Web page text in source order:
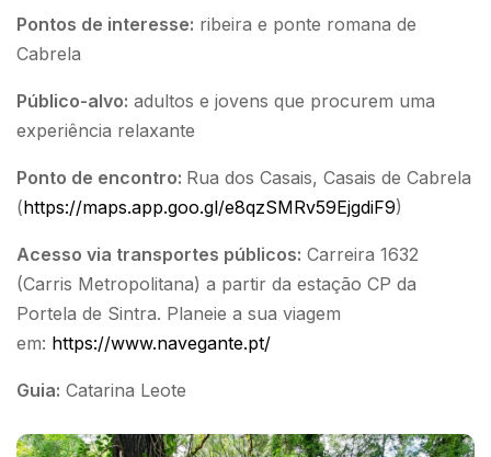
Pontos de interesse: ribeira e ponte romana de
Cabrela
Público-alvo: adultos e jovens que procurem uma
experiência relaxante
Ponto de encontro: Rua dos Casais, Casais de Cabrela
(https://maps.app.goo.gl/e8qzSMRv59EjgdiF9)
Acesso via transportes públicos: Carreira 1632
(Carris Metropolitana) a partir da estação CP da
Portela de Sintra. Planeie a sua viagem
em: https://www.navegante.pt/
Guia: Catarina Leote